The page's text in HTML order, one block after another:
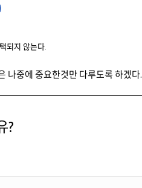
되지 않는다.
나중에 중요한것만 다루도록 하겠다.
?